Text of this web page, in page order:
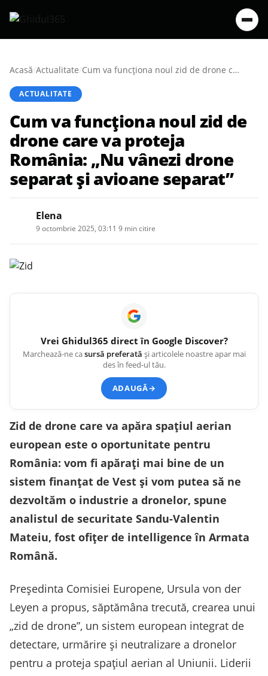
Acasă/Actualitate/ Cum va funcționa noul zid de drone care va proteja România: „Nu vânezi drone separat și avioane separat”
ACTUALITATE
Cum va funcționa noul zid de
drone care va proteja
România: „Nu vânezi drone
separat și avioane separat”
Elena
9 octombrie 2025, 03:11 9 min citire
Vrei Ghidul365 direct în Google Discover?
Marchează-ne casursă preferată și articolele noastre apar mai
des în feed-ul tău.
ADAUGĂ→
Zid de drone care va apăra spațiul aerian
european este o oportunitate pentru
România: vom fi apărați mai bine de un
sistem finanțat de Vest și vom putea să ne
dezvoltăm o industrie a dronelor, spune
analistul de securitate Sandu-Valentin
Mateiu, fost ofiţer de intelligence în Armata
Română.
Președinta Comisiei Europene, Ursula von der
Leyen a propus, săptămâna trecută, crearea unui
„zid de drone”, un sistem european integrat de
detectare, urmărire și neutralizare a dronelor
pentru a proteja spațiul aerian al Uniunii. Liderii